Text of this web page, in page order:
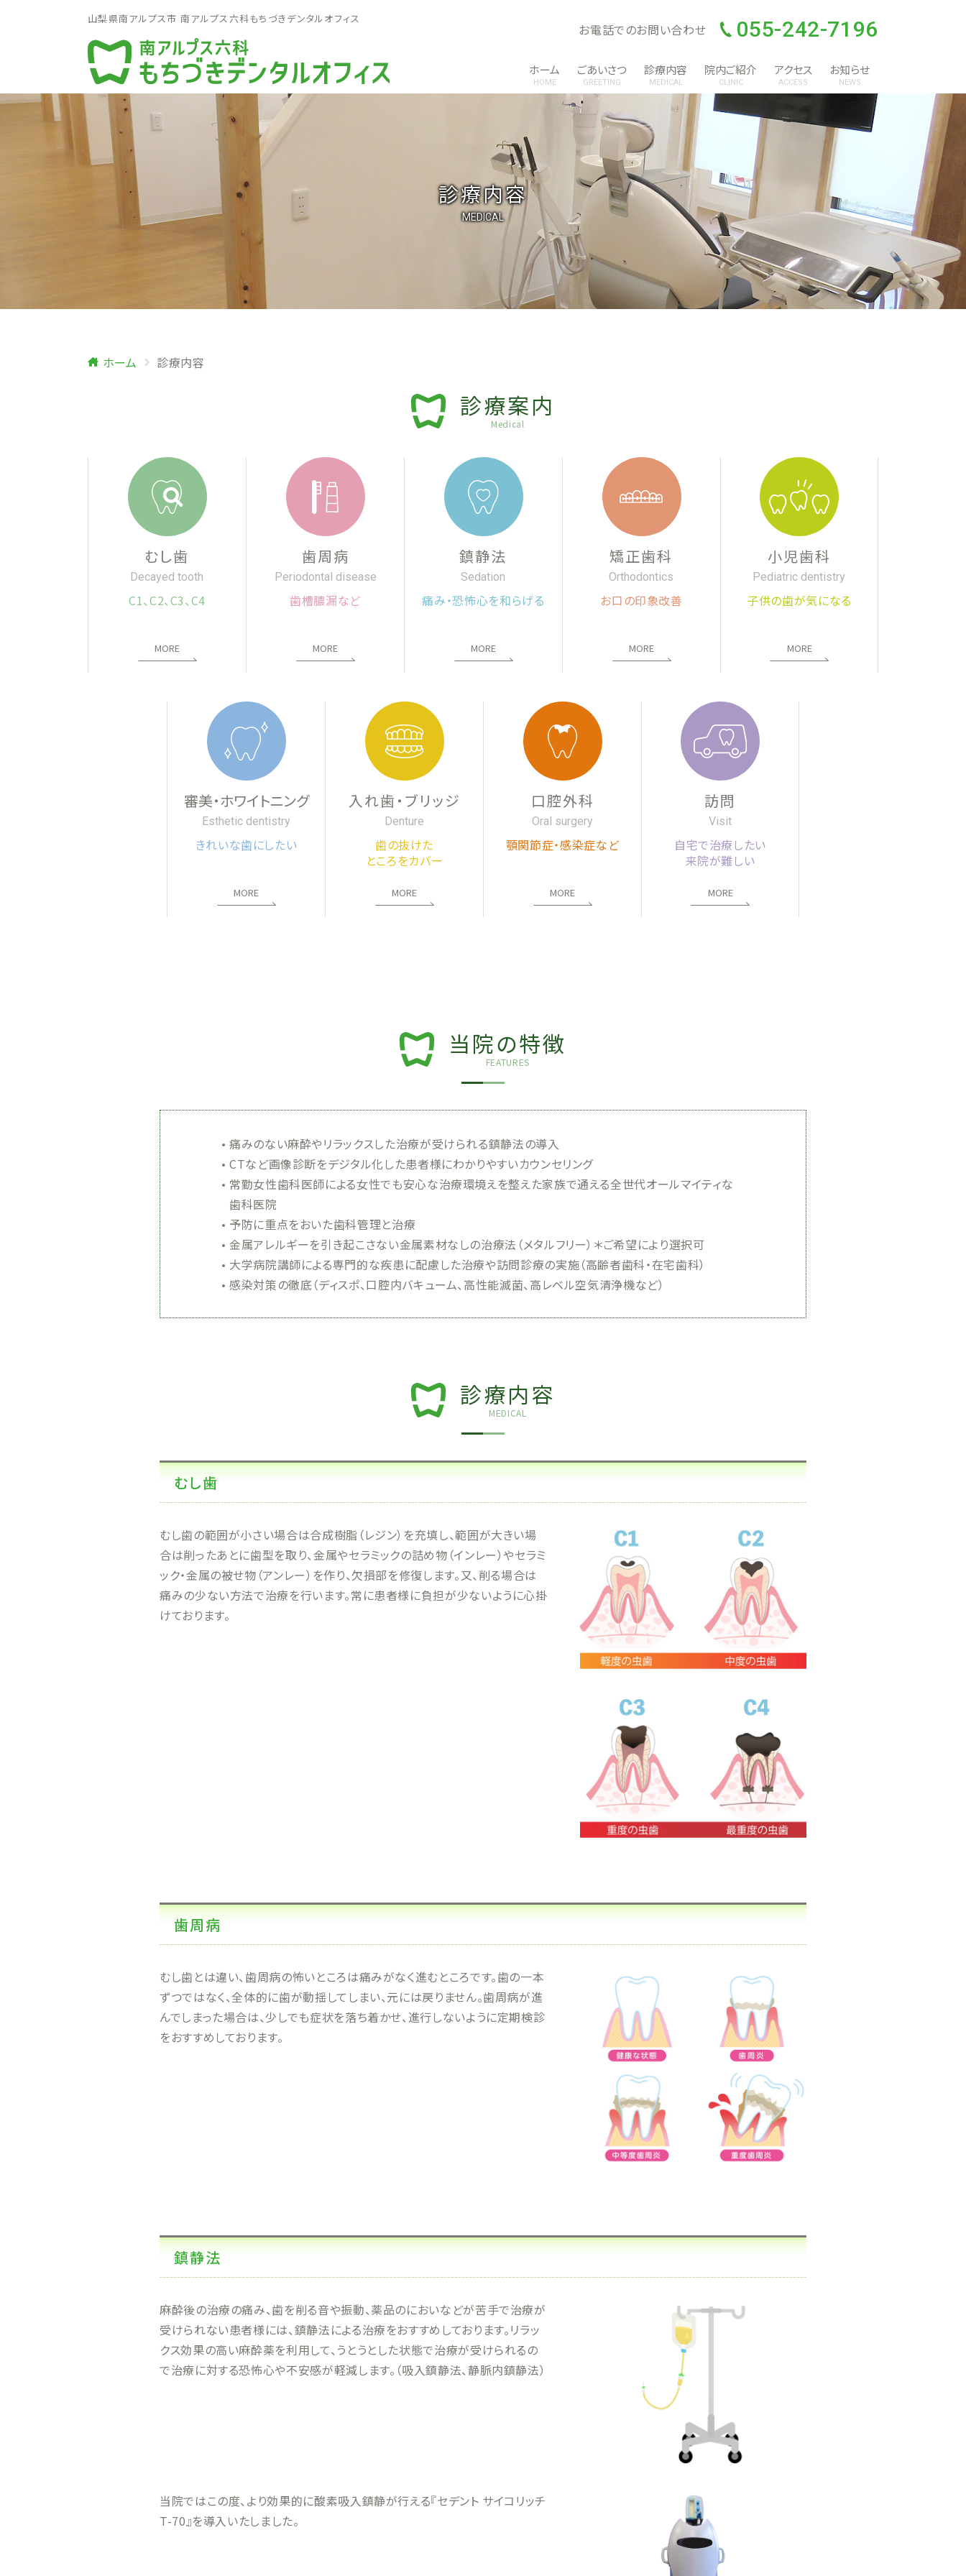
山梨県南アルプス市 南アルプス六科もちづきデンタルオフィス
お電話でのお問い合わせ 055-242-7196
ホーム
HOME
ごあいさつ
GREETING
診療内容
MEDICAL
院内ご紹介
CLINIC
アクセス
ACCESS
お知らせ
NEWS
診療内容
MEDICAL
ホーム 診療内容
診療案内
Medical
むし歯
Decayed tooth
C1、C2、C3、C4
MORE
歯周病
Periodontal disease
歯槽膿漏など
MORE
鎮静法
Sedation
痛み・恐怖心を和らげる
MORE
矯正歯科
Orthodontics
お口の印象改善
MORE
小児歯科
Pediatric dentistry
子供の歯が気になる
MORE
審美・ホワイトニング
Esthetic dentistry
きれいな歯にしたい
MORE
入れ歯・ブリッジ
Denture
歯の抜けた
ところをカバー
MORE
口腔外科
Oral surgery
顎関節症・感染症など
MORE
訪問
Visit
自宅で治療したい
来院が難しい
MORE
当院の特徴
FEATURES
痛みのない麻酔やリラックスした治療が受けられる鎮静法の導入
CTなど画像診断をデジタル化した患者様にわかりやすいカウンセリング
常勤女性歯科医師による女性でも安心な治療環境えを整えた家族で通える全世代オールマイティな
歯科医院
予防に重点をおいた歯科管理と治療
金属アレルギーを引き起こさない金属素材なしの治療法（メタルフリー）＊ご希望により選択可
大学病院講師による専門的な疾患に配慮した治療や訪問診療の実施（高齢者歯科・在宅歯科）
感染対策の徹底（ディスポ、口腔内バキューム、高性能滅菌、高レベル空気清浄機など）
診療内容
MEDICAL
むし歯
むし歯の範囲が小さい場合は合成樹脂（レジン）を充填し、範囲が大きい場
合は削ったあとに歯型を取り、金属やセラミックの詰め物（インレー）やセラミ
ック・金属の被せ物（アンレー）を作り、欠損部を修復します。又、削る場合は
痛みの少ない方法で治療を行います。常に患者様に負担が少ないように心掛
けております。
歯周病
むし歯とは違い、歯周病の怖いところは痛みがなく進むところです。歯の一本
ずつではなく、全体的に歯が動揺してしまい、元には戻りません。歯周病が進
んでしまった場合は、少しでも症状を落ち着かせ、進行しないように定期検診
をおすすめしております。
鎮静法
麻酔後の治療の痛み、歯を削る音や振動、薬品のにおいなどが苦手で治療が
受けられない患者様には、鎮静法による治療をおすすめしております。リラッ
クス効果の高い麻酔薬を利用して、うとうとした状態で治療が受けられるの
で治療に対する恐怖心や不安感が軽減します。（吸入鎮静法、静脈内鎮静法）
当院ではこの度、より効果的に酸素吸入鎮静が行える『セデント サイコリッチ
T-70』を導入いたしました。